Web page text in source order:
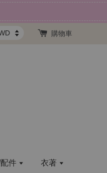
購物車
件 衣著